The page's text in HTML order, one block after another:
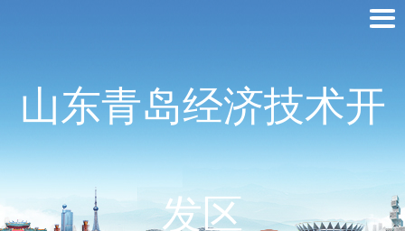
山东青岛经济技术开
发区